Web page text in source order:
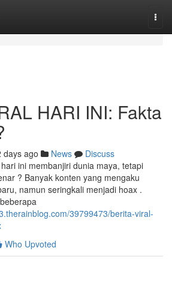
HARI INI: Fakta
days ago News
Discuss
ini membanjiri dunia maya, tetapi
? Banyak konten yang mengaku
namun seringkali menjadi hoax .
39799473/berita-viral-
Who Upvoted